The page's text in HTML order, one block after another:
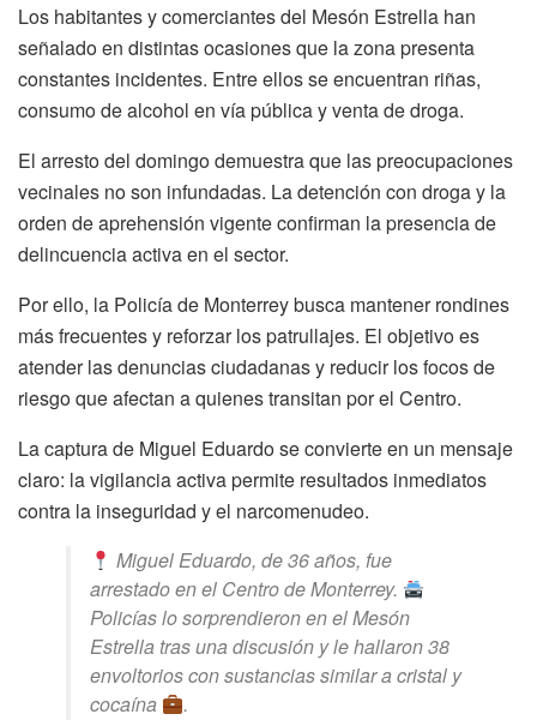
Los habitantes y comerciantes del Mesón Estrella han
señalado en distintas ocasiones que la zona presenta
constantes incidentes. Entre ellos se encuentran riñas,
consumo de alcohol en vía pública y venta de droga.
El arresto del domingo demuestra que las preocupaciones
vecinales no son infundadas. La detención con droga y la
orden de aprehensión vigente confirman la presencia de
delincuencia activa en el sector.
Por ello, la Policía de Monterrey busca mantener rondines
más frecuentes y reforzar los patrullajes. El objetivo es
atender las denuncias ciudadanas y reducir los focos de
riesgo que afectan a quienes transitan por el Centro.
La captura de Miguel Eduardo se convierte en un mensaje
claro: la vigilancia activa permite resultados inmediatos
contra la inseguridad y el narcomenudeo.
Miguel Eduardo, de 36 años, fue
arrestado en el Centro de Monterrey.
Policías lo sorprendieron en el Mesón
Estrella tras una discusión y le hallaron 38
envoltorios con sustancias similar a cristal y
cocaína
.